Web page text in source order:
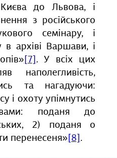
до Львова, і
з російського
семінару, і
архіві Варшави, і
[7] . У всіх цих
наполегливість,
та нагадуючи:
і охоту упімнутись
поданя до
2) поданя о
перенесеня» [8] .